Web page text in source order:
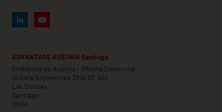
ADVANTAGE AUSTRIA Santiago
Embajada de Austria - Oficina Comercial
Isidora Goyenechea 2934 Of. 601
Las Condes
Santiago
Chile